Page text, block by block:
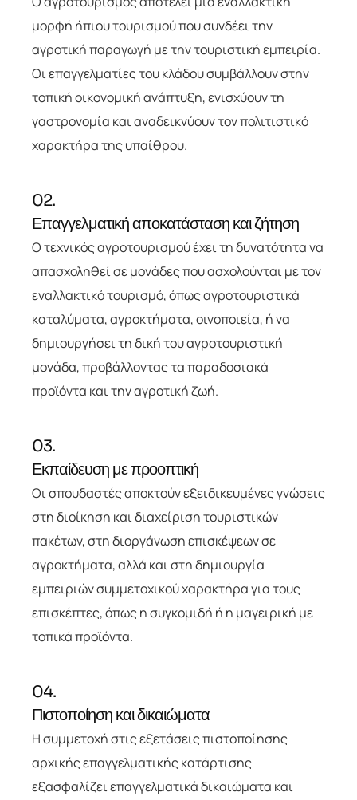
μορφή ήπιου τουρισμού που συνδέει την
αγροτική παραγωγή με την τουριστική εμπειρία.
Οι επαγγελματίες του κλάδου συμβάλλουν στην
τοπική οικονομική ανάπτυξη, ενισχύουν τη
γαστρονομία και αναδεικνύουν τον πολιτιστικό
χαρακτήρα της υπαίθρου.
02.
Επαγγελματική αποκατάσταση και ζήτηση
Ο τεχνικός αγροτουρισμού έχει τη δυνατότητα να
απασχοληθεί σε μονάδες που ασχολούνται με τον
εναλλακτικό τουρισμό, όπως αγροτουριστικά
καταλύματα, αγροκτήματα, οινοποιεία, ή να
δημιουργήσει τη δική του αγροτουριστική
μονάδα, προβάλλοντας τα παραδοσιακά
προϊόντα και την αγροτική ζωή.
03.
Εκπαίδευση με προοπτική
Οι σπουδαστές αποκτούν εξειδικευμένες γνώσεις
στη διοίκηση και διαχείριση τουριστικών
πακέτων, στη διοργάνωση επισκέψεων σε
αγροκτήματα, αλλά και στη δημιουργία
εμπειριών συμμετοχικού χαρακτήρα για τους
επισκέπτες, όπως η συγκομιδή ή η μαγειρική με
τοπικά προϊόντα.
04.
Πιστοποίηση και δικαιώματα
Η συμμετοχή στις εξετάσεις πιστοποίησης
αρχικής επαγγελματικής κατάρτισης
εξασφαλίζει επαγγελματικά δικαιώματα και